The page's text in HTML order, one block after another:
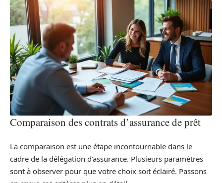
Comparaison des contrats d’assurance de prêt
La comparaison est une étape incontournable dans le
cadre de la délégation d’assurance. Plusieurs paramètres
sont à observer pour que votre choix soit éclairé. Passons